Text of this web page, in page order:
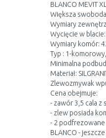
BLANCO MEVIT
Większa
Wymiary
Wycięcie w
Wymiary komór:
Typ : 1-
Minimalna
Materiał:
Zlewozmywak
Cena obejmuje:
- zawór 3,5 cala z
- zlew posiada
- 2
BLANCO -